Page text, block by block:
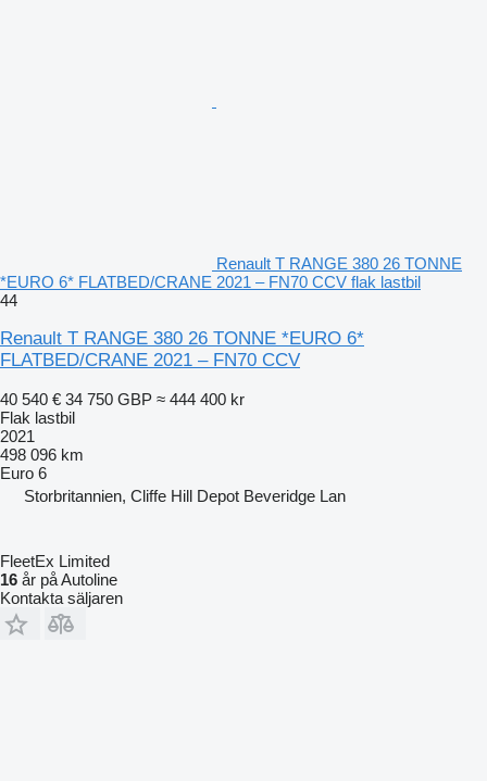
Renault T RANGE 380 26 TONNE
*EURO 6* FLATBED/CRANE 2021 – FN70 CCV flak lastbil
44
Renault T RANGE 380 26 TONNE *EURO 6*
FLATBED/CRANE 2021 – FN70 CCV
40 540 € 34 750 GBP ≈ 444 400 kr
Flak lastbil
2021
498 096 km
Euro 6
Storbritannien, Cliffe Hill Depot Beveridge Lan
FleetEx Limited
16 år på Autoline
Kontakta säljaren